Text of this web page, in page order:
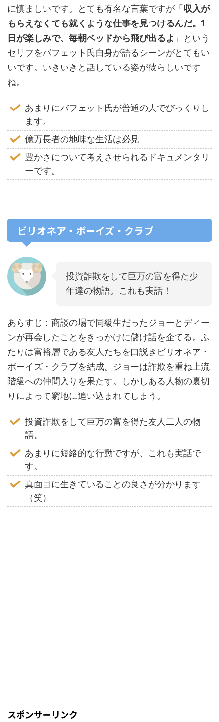
に慎ましいです。とても有名な言葉ですが「収入が
もらえなくても就くような仕事を見つけるんだ。1
日が楽しみで、毎朝ベッドから飛び出るよ 」という
セリフをバフェット氏自身が語るシーンがとてもい
いです。いきいきと話している姿が彼らしいです
ね。
あまりにバフェット氏が普通の人でびっくりし
ます。
億万長者の地味な生活は必見
豊かさについて考えさせられるドキュメンタリ
ーです。
ビリオネア・ボーイズ・クラブ
投資詐欺をして巨万の富を得た少
年達の物語。これも実話！
あらすじ：商談の場で同級生だったジョーとディー
ンが再会したことをきっかけに儲け話を企てる。ふ
たりは富裕層である友人たちを口説きビリオネア・
ボーイズ・クラブを結成。ジョーは詐欺を重ね上流
階級への仲間入りを果たす。しかしある人物の裏切
りによって窮地に追い込まれてしまう。
投資詐欺をして巨万の富を得た友人二人の物
語。
あまりに短絡的な行動ですが、これも実話で
す。
真面目に生きていることの良さが分かります
（笑）
スポンサーリンク